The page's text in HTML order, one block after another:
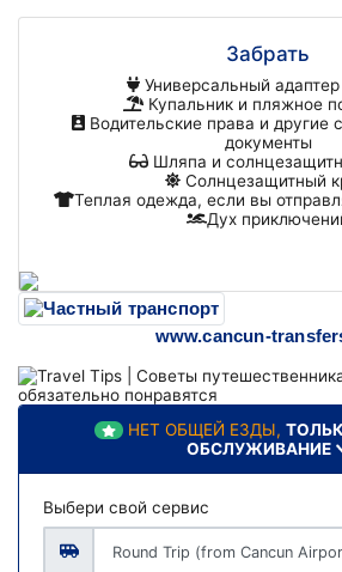
Забрать
Универсальный адаптер
Купальник и пляжное
Водительские права и другие
документы
Шляпа и
Солнцезащитный
Теплая одежда, если вы
Дух
www.cancun-
НЕТ ОБЩЕЙ ЕЗДЫ,
ОБСЛУЖИВАНИЕ
Выбери свой сервис